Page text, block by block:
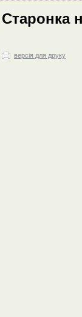
Старонка
версія для друку